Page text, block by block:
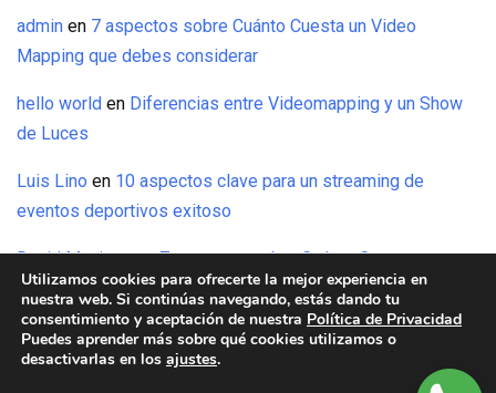
admin en 7 aspectos sobre Cuánto Cuesta un Video
Mapping que debes considerar
hello world en Diferencias entre Videomapping y un Show
de Luces
Luis Lino en 10 aspectos clave para un streaming de
eventos deportivos exitoso
David Maxinezen7 aspectos sobre Cuánto Cuesta un
Video Mapping que debes considerar
Utilizamos cookies para ofrecerte la mejor experiencia en
nuestra web. Si continúas navegando, estás dando tu
consentimiento y aceptación de nuestra Política de Privacidad
Puedes aprender más sobre qué cookies utilizamos o
desactivarlas en los ajustes.